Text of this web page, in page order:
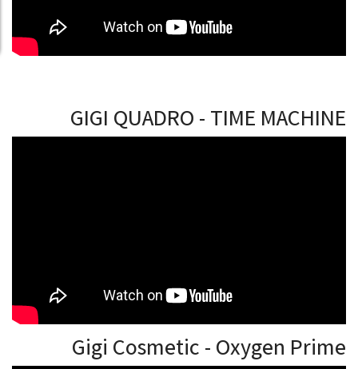
GIGI QUADRO - TIME MACHINE
Gigi Cosmetic - Oxygen Prime